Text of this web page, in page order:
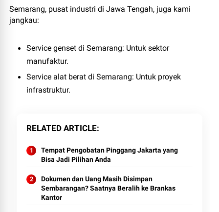
Semarang, pusat industri di Jawa Tengah, juga kami
jangkau:
Service genset di Semarang: Untuk sektor
manufaktur.
Service alat berat di Semarang: Untuk proyek
infrastruktur.
RELATED ARTICLE
Tempat Pengobatan Pinggang Jakarta yang
Bisa Jadi Pilihan Anda
Dokumen dan Uang Masih Disimpan
Sembarangan? Saatnya Beralih ke Brankas
Kantor